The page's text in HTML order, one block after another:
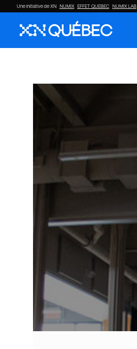
Une initiative de XN NUMIX EFFET QUEBEC NUMIX LAB